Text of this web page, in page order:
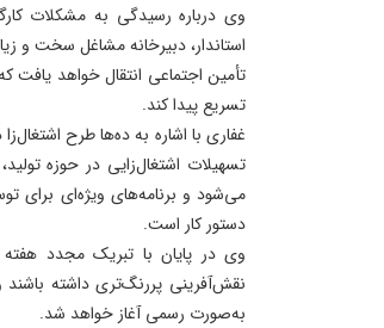
وی درباره رسیدگی به مشکلات
استاندار، دبیرخانه مشاغل سخت و
تأمین اجتماعی انتقال خواهد
تسریع پیدا کند.
غفاری با اشاره به ده‌ها طرح
تسهیلات اشتغال‌زایی در حوزه
می‌شود و برنامه‌های ویژه‌ای برای
دستور کار است.
وی در پایان با تبریک مجدد
نقش‌آفرینی پررنگ‌تری داشته باشند
به‌صورت رسمی آغاز خواهد شد.